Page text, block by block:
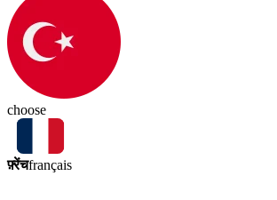
choose
फ़्रेंचfrançais